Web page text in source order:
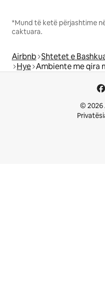
*Mund të ketë përjashtime
caktuara.
Airbnb Shtetet e
Hye Ambiente me qira
© 2026